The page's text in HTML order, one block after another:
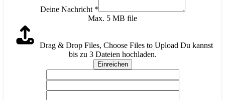
Deine Nachricht *
Max. 5 MB file
Drag & Drop Files, Choose Files to Upload Du kannst
bis zu 3 Dateien hochladen.
Einreichen